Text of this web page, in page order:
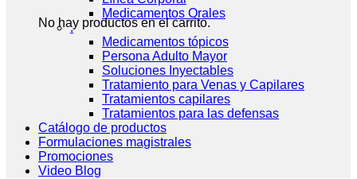
No hay productos en el carrito.
Medicamentos Orales
.
Medicamentos tópicos
Persona Adulto Mayor
Soluciones Inyectables
Tratamiento para Venas y Capilares
Tratamientos capilares
Tratamientos para las defensas
Catálogo de productos
Formulaciones magistrales
Promociones
Video Blog